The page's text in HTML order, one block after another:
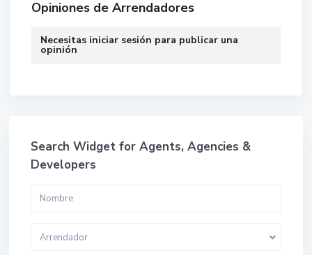
Opiniones de Arrendadores
Necesitas iniciar sesión para publicar una
opinión
Search Widget for Agents, Agencies &
Developers
Arrendador